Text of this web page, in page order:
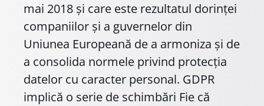
mai 2018 și care este rezultatul dorinței
companiilor și a guvernelor din
Uniunea Europeană de a armoniza și de
a consolida normele privind protecția
datelor cu caracter personal. GDPR
implică o serie de schimbări Fie că